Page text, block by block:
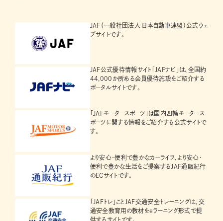
JAF（一般社団法人 日本自動車連盟）公式ウェ
ブサイトです。
JAF公式優待情報サイト「JAFナビ」は、全国約
44,000か所ある会員優待施設をご紹介する
ポータルサイトです。
「JAFモータースポーツ」は国内四輪モータース
ポーツに関する情報をご紹介する公式サイトで
す。
より安心・便利で豊かなカーライフ、より安心・
便利で豊かな生活をご提案するJAF通販紀行
のECサイトです。
「JAFトレ」ことJAF交通安全トレーニングは、交
通安全教育用の教材をeラーニング形式で提
供するサイトです。